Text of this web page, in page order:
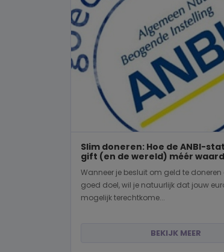
Slim doneren: Hoe de ANBI-
gift (en de wereld) méér
Wanneer je besluit om geld te doneren
goed doel, wil je natuurlijk dat jouw
mogelijk terechtkome...
BEKIJK MEER